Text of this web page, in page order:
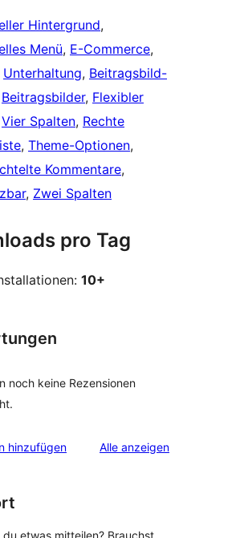
Hintergrund
Menü, E-Commerce
Unterhaltung, Beitragsbild-
Beitragsbilder, Flexibler
Vier Spalten, Rechte
, Theme-Optionen
Kommentare
, Zwei Spalten
pro Tag
10+
noch keine Rezensionen
hinzufügen Alle Rezensionen
anzeigen